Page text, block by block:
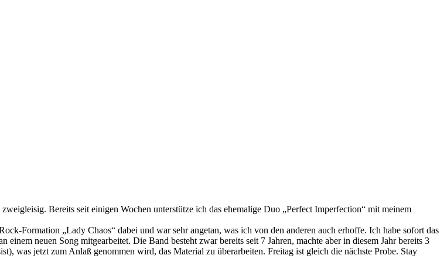
Bereits seit einigen Wochen unterstütze ich das ehemalige Duo „Perfect Imperfection“ mit meinem
Formation „Lady Chaos“ dabei und war sehr angetan, was ich von den anderen auch erhoffe. Ich habe sofort das
neuen Song mitgearbeitet. Die Band besteht zwar bereits seit 7 Jahren, machte aber in diesem Jahr bereits 3
was jetzt zum Anlaß genommen wird, das Material zu überarbeiten. Freitag ist gleich die nächste Probe. Stay